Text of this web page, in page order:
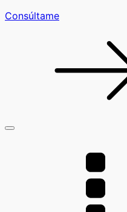
Consúltame